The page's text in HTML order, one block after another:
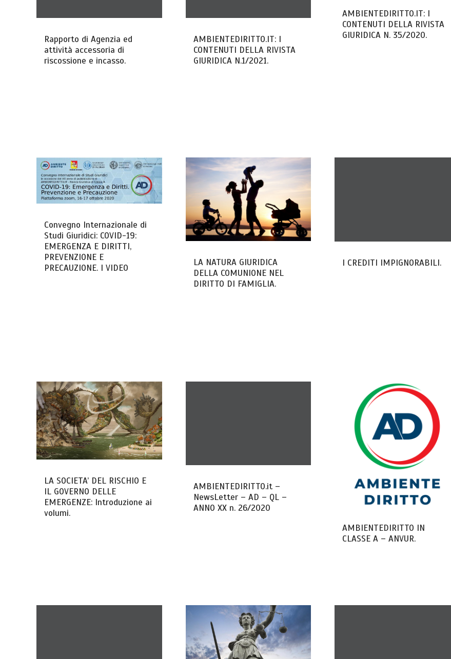
Rapporto di Agenzia ed
attività accessoria di
riscossione e incasso.
AMBIENTEDIRITTO.IT: I
CONTENUTI DELLA RIVISTA
GIURIDICA N.1/2021.
AMBIENTEDIRITTO.IT: I
CONTENUTI DELLA RIVISTA
GIURIDICA N. 35/2020.
Convegno Internazionale di
Studi Giuridici: COVID-19:
EMERGENZA E DIRITTI,
PREVENZIONE E
PRECAUZIONE. I VIDEO
LA NATURA GIURIDICA
DELLA COMUNIONE NEL
DIRITTO DI FAMIGLIA.
I CREDITI IMPIGNORABILI.
LA SOCIETA’ DEL RISCHIO E
IL GOVERNO DELLE
EMERGENZE: Introduzione ai
volumi.
AMBIENTEDIRITTO.it –
NewsLetter – AD – QL –
ANNO XX n. 26/2020
AMBIENTEDIRITTO IN
CLASSE A – ANVUR.